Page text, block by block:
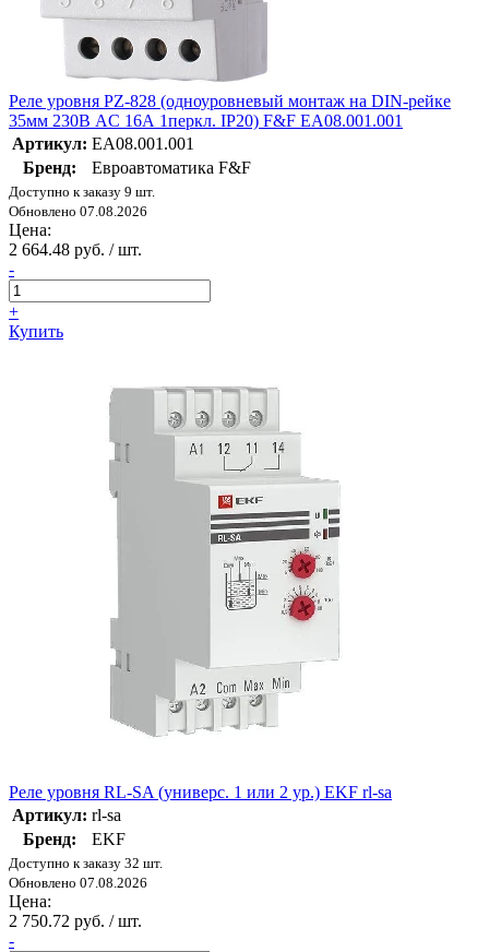
Реле уровня PZ-828 (одноуровневый монтаж на DIN-рейке
35мм 230В AC 16А 1перкл. IP20) F&F EA08.001.001
Артикул: EA08.001.001
Бренд:
Евроавтоматика F&F
Доступно к заказу 9 шт.
Обновлено 07.08.2026
Цена:
2 664.48 руб. / шт.
-
+
Купить
Реле уровня RL-SA (универс. 1 или 2 ур.) EKF rl-sa
Артикул: rl-sa
Бренд:
EKF
Доступно к заказу 32 шт.
Обновлено 07.08.2026
Цена:
2 750.72 руб. / шт.
-